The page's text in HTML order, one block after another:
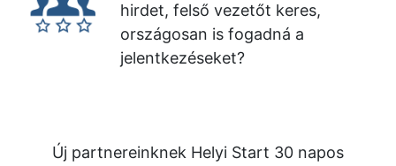
hirdet, felső vezetőt keres,
országosan is fogadná a
jelentkezéseket?
Új partnereinknek Helyi Start 30 napos